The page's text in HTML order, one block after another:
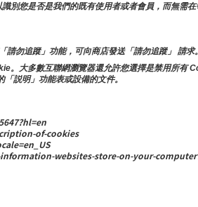
您是否是我們的既有使用者或者會員，而無需在
勿追蹤」功能，可向商店發送「請勿追蹤」 請求。
。大多數互聯網瀏覽器還允許您選擇是禁用所有
説明」功能表或設備的文件。
of-cookies
websites-store-on-your-